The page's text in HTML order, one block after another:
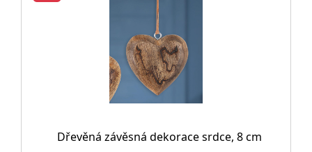
Dřevěná závěsná dekorace srdce, 8 cm